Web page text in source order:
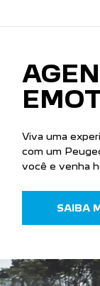
Viva uma
com um
você e venha
SAIBA